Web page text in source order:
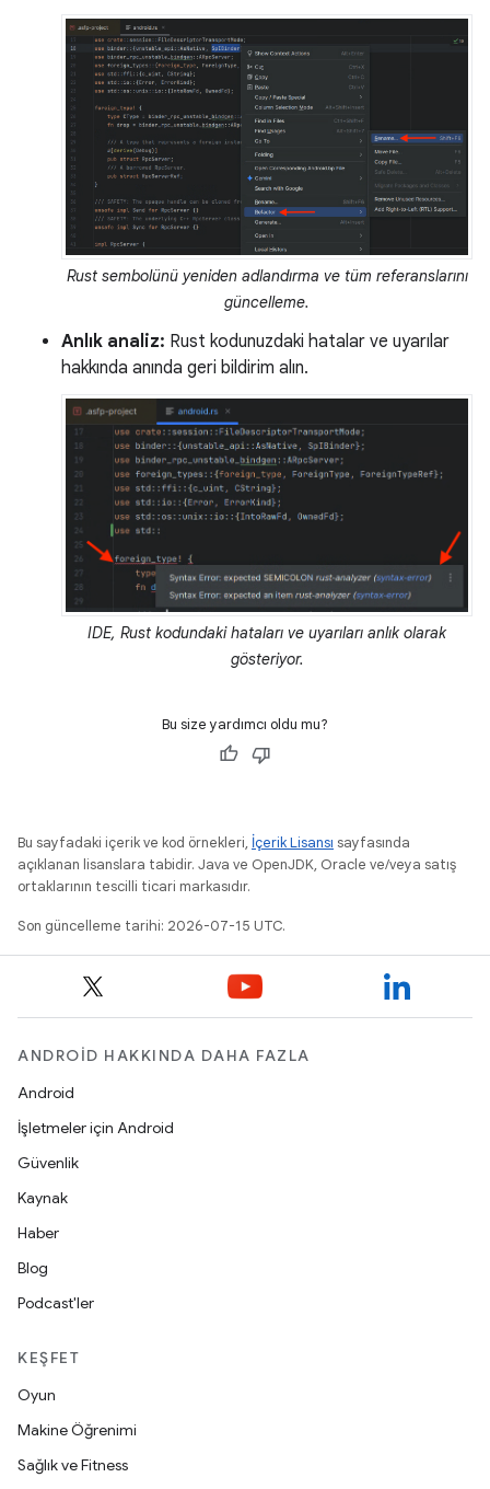
Rust sembolünü yeniden adlandırma ve tüm referanslarını
güncelleme.
Anlık analiz: Rust kodunuzdaki hatalar ve uyarılar
hakkında anında geri bildirim alın.
IDE, Rust kodundaki hataları ve uyarıları anlık olarak
gösteriyor.
Bu size yardımcı oldu mu?
Bu sayfadaki içerik ve kod örnekleri, İçerik Lisansı sayfasında
açıklanan lisanslara tabidir. Java ve OpenJDK, Oracle ve/veya satış
ortaklarının tescilli ticari markasıdır.
Son güncelleme tarihi: 2026-07-15 UTC.
ANDROID HAKKINDA DAHA FAZLA
Android
İşletmeler için Android
Güvenlik
Kaynak
Haber
Blog
Podcast'ler
KEŞFET
Oyun
Makine Öğrenimi
Sağlık ve Fitness